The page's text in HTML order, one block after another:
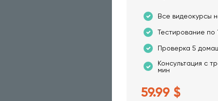
Все видеокурсы
Тестирование по
Проверка 5
Консультация с
мин
59.99 $